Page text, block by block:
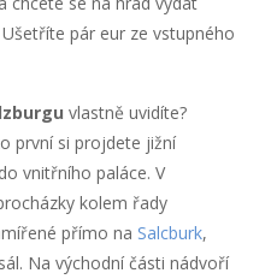
pár eur ze vstupného
vlastně uvidíte?
první si projdete jižní
vnitřního paláce. V
kolem řady
přímo na Salcburk,
Na východní části nádvoří